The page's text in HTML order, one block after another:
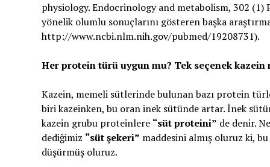
physiology. Endocrinology and metabolism, 302 (1)
yönelik olumlu sonuçlarını gösteren başka
http://www.ncbi.nlm.nih.gov/pubmed/19208731).
Her protein türü uygun mu? Tek seçenek kazein
Kazein, memeli sütlerinde bulunan bazı protein
biri kazeinken, bu oran inek sütünde artar. İnek
kazein grubu proteinlere “süt proteini” de denir.
dediğimiz “süt şekeri” maddesini almış oluruz ki,
düşürmüş oluruz.